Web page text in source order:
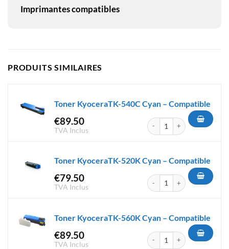
Imprimantes compatibles
PRODUITS SIMILAIRES
Toner KyoceraTK-540C Cyan – Compatible
€89.50
TVA Inclus
quantité de Toner
Toner KyoceraTK-520K Cyan – Compatible
€79.50
TVA Inclus
quantité de Toner
Toner KyoceraTK-560K Cyan – Compatible
€89.50
TVA Inclus
quantité de Toner